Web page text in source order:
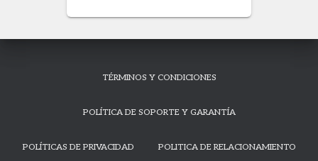
$ 25.500
through
TÉRMINOS Y CONDICIONES
POLÍTICA DE SOPORTE Y GARANTÍA
POLÍTICAS DE PRIVACIDAD POLITICA DE RELACIONAMIENTO